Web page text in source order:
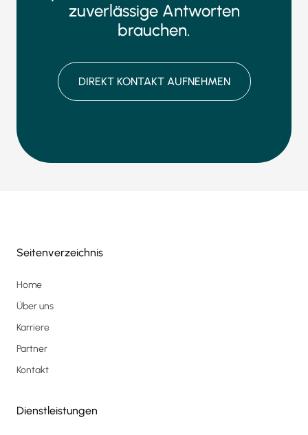
zuverlässige Antworten
brauchen.
DIREKT KONTAKT AUFNEHMEN
Seitenverzeichnis
Home
Über uns
Karriere
Partner
Kontakt
Dienstleistungen